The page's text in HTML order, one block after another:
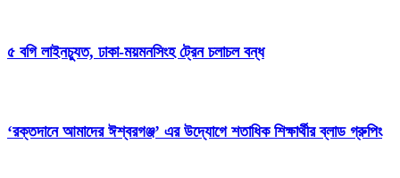
৫ বগি লাইনচ্যুত, ঢাকা-ময়মনসিংহ ট্রেন চলাচল বন্ধ
‘রক্তদানে আমাদের ঈশ্বরগঞ্জ’ এর উদ্যোগে শতাধিক শিক্ষার্থীর ব্লাড গ্রুপিং